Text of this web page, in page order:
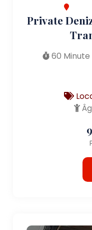
Private
60 Minute